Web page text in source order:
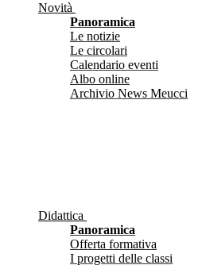
Novità
Panoramica
Le notizie
Le circolari
Calendario eventi
Albo online
Archivio News Meucci
Didattica
Panoramica
Offerta formativa
I progetti delle classi